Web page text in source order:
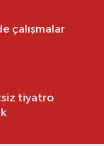
çalışmalar
tiyatro